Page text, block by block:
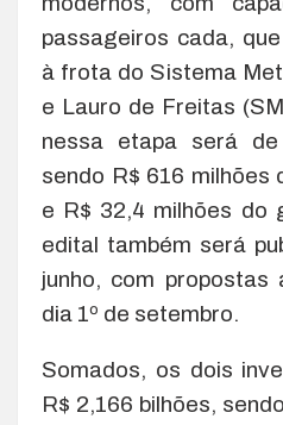
passageiros cada,
à frota do Sistema
e Lauro de Freitas
nessa etapa será
sendo R$ 616 milhões
e R$ 32,4 milhões do
edital também será
junho, com
dia 1º de setembro.
Somados, os dois
R$ 2,166 bilhões,